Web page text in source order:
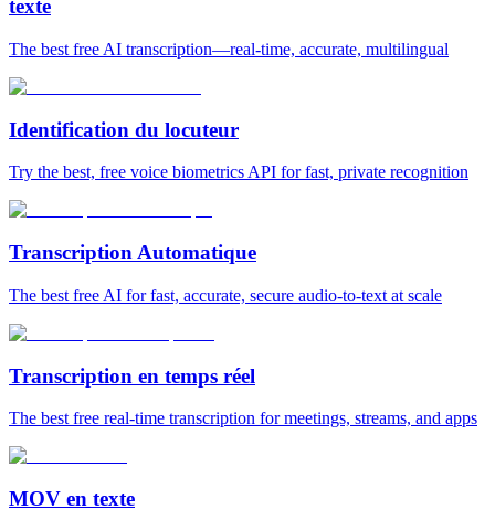
texte
The best free AI transcription—real-time, accurate, multilingual
Identification du locuteur
Try the best, free voice biometrics API for fast, private recognition
Transcription Automatique
The best free AI for fast, accurate, secure audio‑to‑text at scale
Transcription en temps réel
The best free real-time transcription for meetings, streams, and apps
MOV en texte